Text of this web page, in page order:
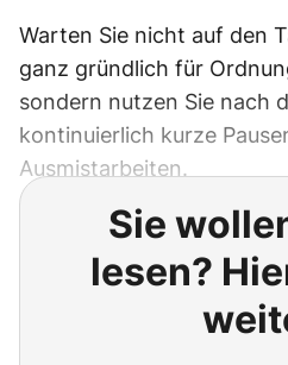
Warten Sie nicht auf den
ganz gründlich für
sondern nutzen Sie nach
kontinuierlich kurze
Ausmistarbeiten.
Sie
lesen?